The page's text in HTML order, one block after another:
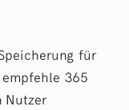
für
365
Nutzer